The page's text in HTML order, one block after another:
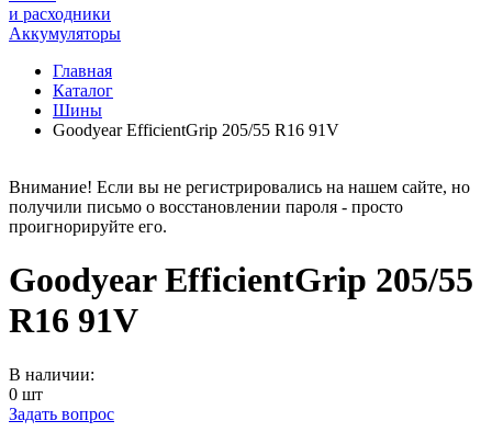
и расходники
Аккумуляторы
Главная
Каталог
Шины
Goodyear EfficientGrip 205/55 R16 91V
Внимание! Если вы не регистрировались на нашем сайте, но
получили письмо о восстановлении пароля - просто
проигнорируйте его.
Goodyear EfficientGrip 205/55
R16 91V
В наличии:
0 шт
Задать вопрос